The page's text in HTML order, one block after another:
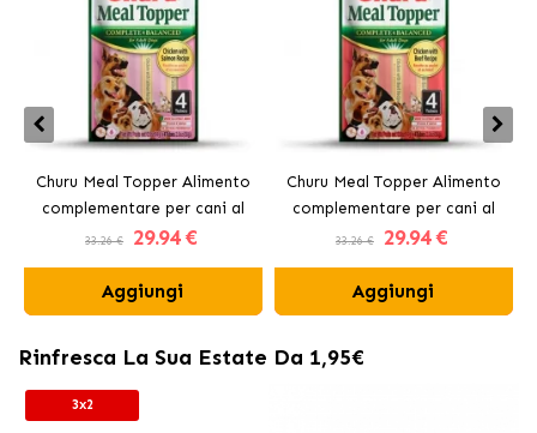
Churu Meal Topper Alimento
complementare per cani al
pollo e salmone
33.26 € 29.94 €
Aggiungi
Churu Meal Topper Alimento
complementare per cani al
manzo
33.26 € 29.94 €
Aggiungi
Rinfresca La Sua Estate Da 1,95€
3x2